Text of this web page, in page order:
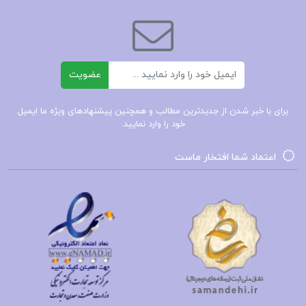
فصل اول : تلاش برتی کسب چلال و عظمت
فصل دوم : توقعات و انتظارات عصبی
فصل سوم : بلای باید
فصل چهارم : غرور عصبی
فصل پنجم: عصبیت و رشد
و…
فلسفه و منطق جامع مهروماه ۱۴۰۳
پی دی اف فلسفه و منطق جامع مهروماه رایگان
فلسفه و منطق جامع مهروماه ۱۴۰۲
عضویت
برای با خبر شدن از جدیدترین مطالب و همچنین پیشنهادهای ویژه ما ایمیل
خود را وارد نمایید.
اعتماد شما افتخار ماست